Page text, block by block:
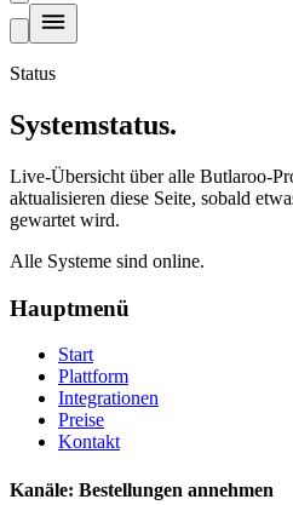
Status
Systemstatus.
Live-Übersicht über alle Butlaroo-
aktualisieren diese Seite, sobald
gewartet wird.
Alle Systeme sind online.
Hauptmenü
Start
Plattform
Integrationen
Preise
Kontakt
Kanäle: Bestellungen annehmen